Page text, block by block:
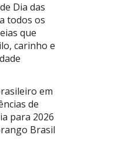
Dia das
todos os
que
carinho e
em
de
para 2026
Brasil